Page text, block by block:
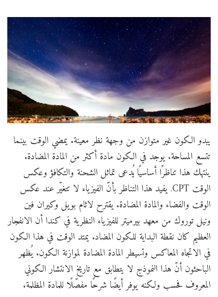
يبدو الكون غير متوازن من وجهة نظر معينة. يمضي الوقت بينما
تتسع المساحة. يوجد في الكون مادة أكثر من المادة المضادة.
ينتهك هذا تناظرًا أساسيًا يُدعى تماثل الشحنة والتكافؤ وعكس
الوقت CPT. يفيد هذا التناظر بأنّ الفيزياء لا تتغيّر عند عكس
الوقت والفضاء والمادة المضادة. يقترح لاثام بويل وكيران فين
ونيل توروك من معهد بيرميتر للفيزياء النظرية في كندا أن الانفجار
العظيم كان نقطة البداية للكون المضاد. يمتد الوقت في هذا الكون
في الاتجاه المعاكس وتسيطر المادة المضادة لموازنة الكون. يُظهر
الباحثون أنّ هذا النموذج لا يتطابق مع تاريخ الانتشار الكوني
المعروف فحسب ولكنه يوفر أيضًا شرحًا مفصّلًا للمادة المظلمة.